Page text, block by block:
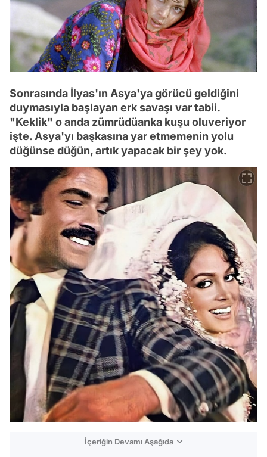
Sonrasında İlyas'ın Asya'ya görücü geldiğini
duymasıyla başlayan erk savaşı var tabii.
"Keklik" o anda zümrüdüanka kuşu oluveriyor
işte. Asya'yı başkasına yar etmemenin yolu
düğünse düğün, artık yapacak bir şey yok.
İçeriğin Devamı Aşağıda